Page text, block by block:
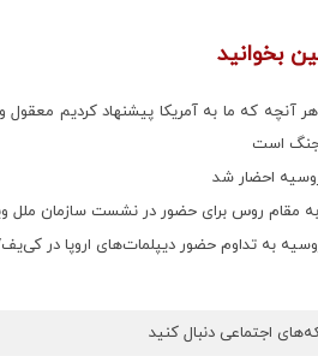
بخوانید
آنچه که ما به آمریکا پیشنهاد کردیم معقول
جنگ است
احضار شد
به مقام روس برای حضور در نشست سازمان ملل
به تداوم حضور دیپلمات‌های اروپا در
اجتماعی دنبال کنید